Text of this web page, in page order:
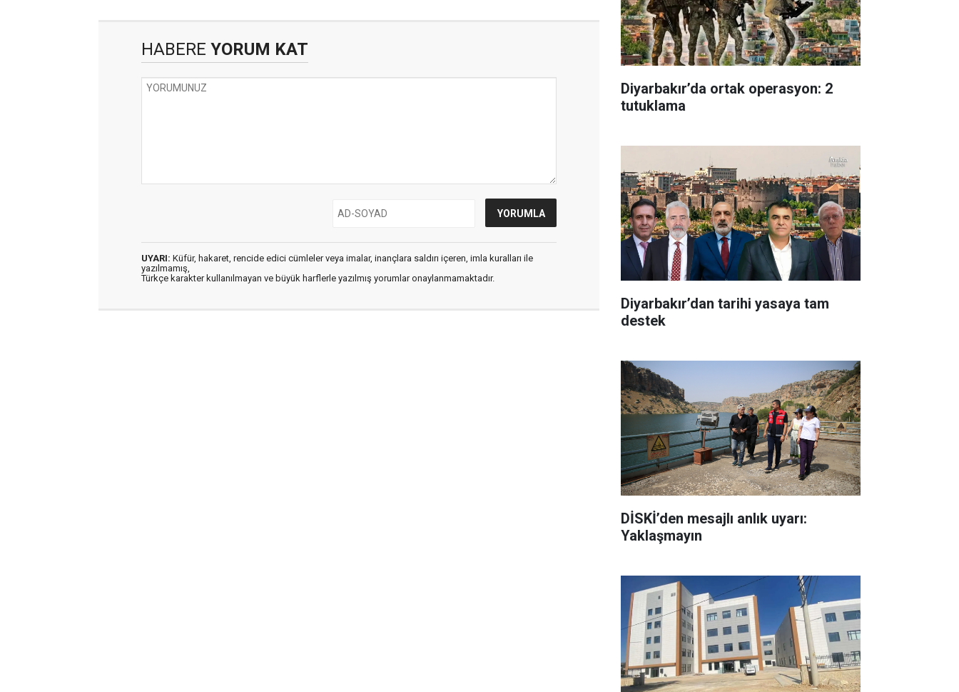
HABERE YORUM KAT
UYARI: Küfür, hakaret, rencide edici cümleler veya imalar, inançlara saldırı içeren, imla kuralları ile
yazılmamış,
Türkçe karakter kullanılmayan ve büyük harflerle yazılmış yorumlar onaylanmamaktadır.
Diyarbakır’da ortak operasyon: 2
tutuklama
Diyarbakır’dan tarihi yasaya tam
destek
DİSKİ’den mesajlı anlık uyarı:
Yaklaşmayın